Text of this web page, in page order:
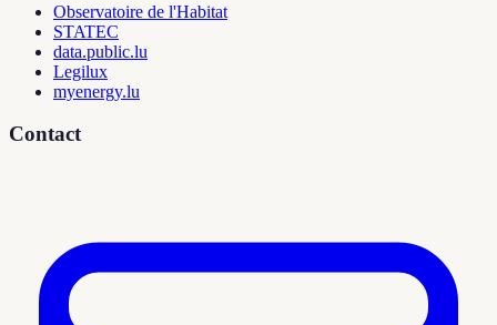
Observatoire de l'Habitat
STATEC
data.public.lu
Legilux
myenergy.lu
Contact